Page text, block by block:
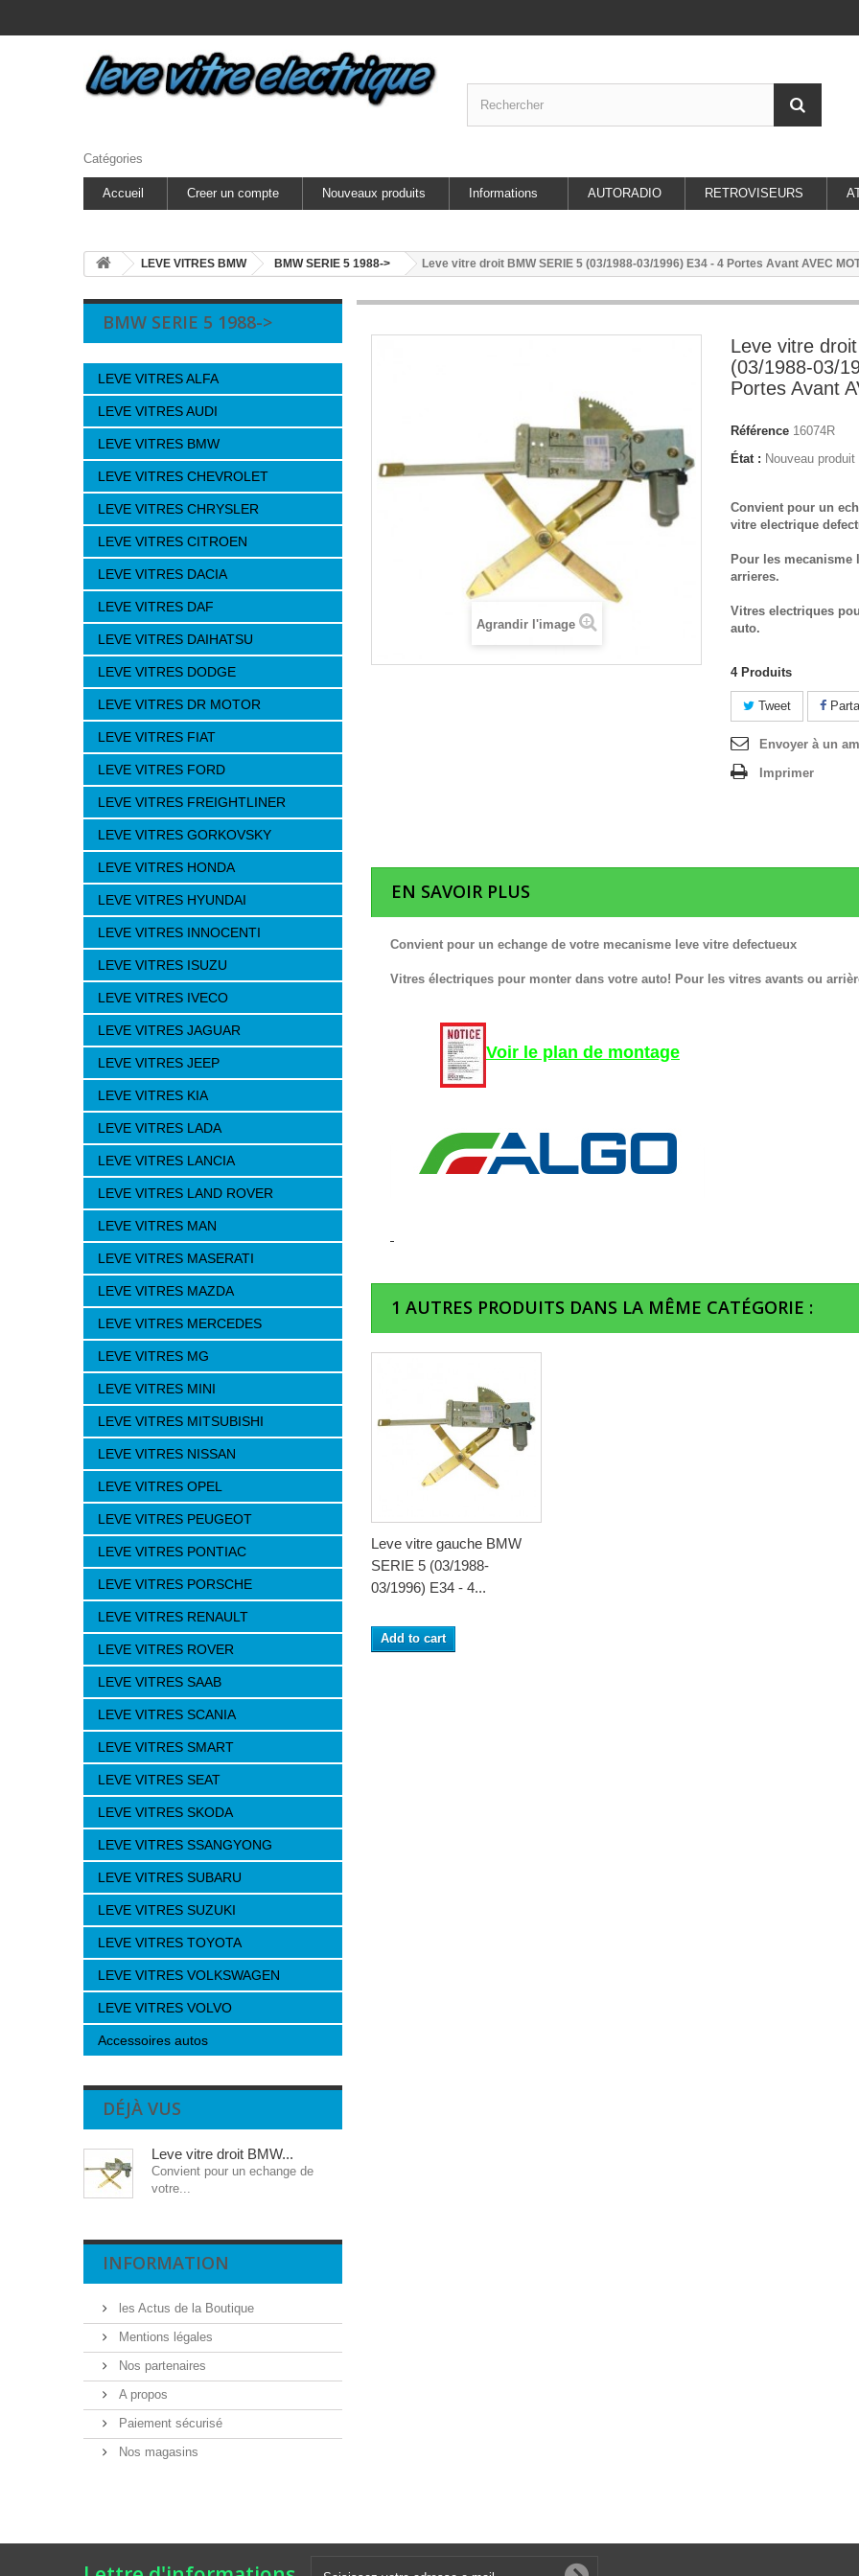
Catégories
Accueil Creer un compte Nouveaux produits Informations AUTORADIO RETROVISEURS
LEVE VITRES BMW BMW SERIE 5 1988-> Leve vitre droit BMW SERIE 5 (03/1988-03/1996) E34 - 4 Portes Avant AVEC
BMW SERIE 5 1988->
LEVE VITRES ALFA
LEVE VITRES AUDI
LEVE VITRES BMW
LEVE VITRES CHEVROLET
LEVE VITRES CHRYSLER
LEVE VITRES CITROEN
LEVE VITRES DACIA
LEVE VITRES DAF
LEVE VITRES DAIHATSU
LEVE VITRES DODGE
LEVE VITRES DR MOTOR
LEVE VITRES FIAT
LEVE VITRES FORD
LEVE VITRES FREIGHTLINER
LEVE VITRES GORKOVSKY
LEVE VITRES HONDA
LEVE VITRES HYUNDAI
LEVE VITRES INNOCENTI
LEVE VITRES ISUZU
LEVE VITRES IVECO
LEVE VITRES JAGUAR
LEVE VITRES JEEP
LEVE VITRES KIA
LEVE VITRES LADA
LEVE VITRES LANCIA
LEVE VITRES LAND ROVER
LEVE VITRES MAN
LEVE VITRES MASERATI
LEVE VITRES MAZDA
LEVE VITRES MERCEDES
LEVE VITRES MG
LEVE VITRES MINI
LEVE VITRES MITSUBISHI
LEVE VITRES NISSAN
LEVE VITRES OPEL
LEVE VITRES PEUGEOT
LEVE VITRES PONTIAC
LEVE VITRES PORSCHE
LEVE VITRES RENAULT
LEVE VITRES ROVER
LEVE VITRES SAAB
LEVE VITRES SCANIA
LEVE VITRES SMART
LEVE VITRES SEAT
LEVE VITRES SKODA
LEVE VITRES SSANGYONG
LEVE VITRES SUBARU
LEVE VITRES SUZUKI
LEVE VITRES TOYOTA
LEVE VITRES VOLKSWAGEN
LEVE VITRES VOLVO
Accessoires autos
DÉJÀ VUS
Leve vitre droit BMW...
Convient pour un echange de
votre...
INFORMATION
les Actus de la Boutique
Mentions légales
Nos partenaires
A propos
Paiement sécurisé
Nos magasins
Agrandir l'image
Leve vitre
(03/1988-03/
Portes Avant
Référence 16074R
État : Nouveau produit
Convient pour un
vitre electrique
Pour les mecanisme
arrieres.
Vitres electriques
auto.
4 Produits
Tweet
Envoyer à un
Imprimer
EN SAVOIR PLUS
Convient pour un echange de votre mecanisme leve vitre defectueux
Vitres électriques pour monter dans votre auto! Pour les vitres avants ou
Voir le plan de montage
1 AUTRES PRODUITS DANS LA MÊME CATÉGORIE :
Leve vitre gauche BMW
SERIE 5 (03/1988-
03/1996) E34 - 4...
Add to cart